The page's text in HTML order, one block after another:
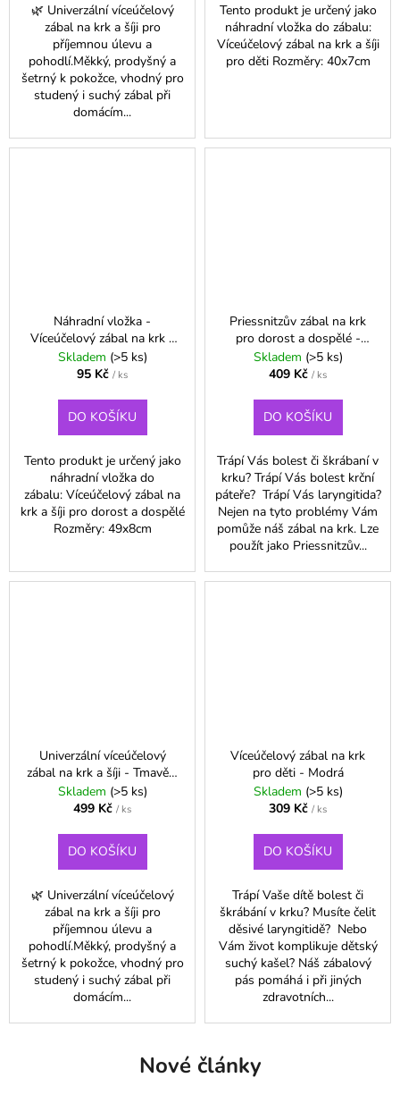
🌿 Univerzální víceúčelový
zábal na krk a šíji pro
příjemnou úlevu a
pohodlí.Měkký, prodyšný a
šetrný k pokožce, vhodný pro
studený i suchý zábal při
domácím...
Tento produkt je určený jako
náhradní vložka do zábalu:
Víceúčelový zábal na krk a šíji
pro děti Rozměry: 40x7cm
Náhradní vložka -
Víceúčelový zábal na krk a
šíji pro dorost a dospělé
Skladem (>5 ks)
95 Kč / ks
DO KOŠÍKU
Tento produkt je určený jako
náhradní vložka do
zábalu: Víceúčelový zábal na
krk a šíji pro dorost a dospělé
Rozměry: 49x8cm
Priessnitzův zábal na krk
pro dorost a dospělé -
Modrá
Skladem (>5 ks)
409 Kč / ks
DO KOŠÍKU
Trápí Vás bolest či škrábaní v
krku? Trápí Vás bolest krční
páteře? Trápí Vás laryngitida?
Nejen na tyto problémy Vám
pomůže náš zábal na krk. Lze
použít jako Priessnitzův...
Univerzální víceúčelový
zábal na krk a šíji - Tmavě -
modrá
Skladem (>5 ks)
499 Kč / ks
DO KOŠÍKU
🌿 Univerzální víceúčelový
zábal na krk a šíji pro
příjemnou úlevu a
pohodlí.Měkký, prodyšný a
šetrný k pokožce, vhodný pro
studený i suchý zábal při
domácím...
Víceúčelový zábal na krk
pro děti - Modrá
Skladem (>5 ks)
309 Kč / ks
DO KOŠÍKU
Trápí Vaše dítě bolest či
škrábání v krku? Musíte čelit
děsivé laryngitidě? Nebo
Vám život komplikuje dětský
suchý kašel? Náš zábalový
pás pomáhá i při jiných
zdravotních...
Nové články